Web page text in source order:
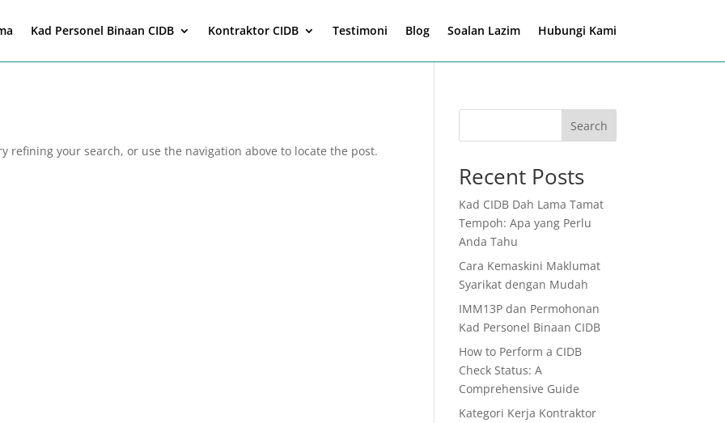
Kad Personel Binaan CIDB Kontraktor CIDB Testimoni Blog Soalan Lazim Hubungi Kami
refining your search, or use the navigation above to locate the post.
Search
Recent Posts
Kad CIDB Dah Lama Tamat
Tempoh: Apa yang Perlu
Anda Tahu
Cara Kemaskini Maklumat
Syarikat dengan Mudah
IMM13P dan Permohonan
Kad Personel Binaan CIDB
How to Perform a CIDB
Check Status: A
Comprehensive Guide
Kategori Kerja Kontraktor